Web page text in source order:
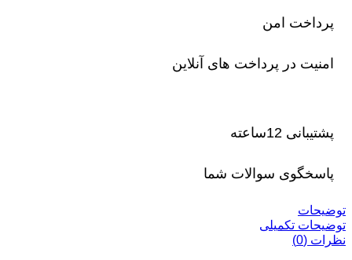
پرداخت امن
امنیت در پرداخت های آنلاین
پشتیبانی 12ساعته
پاسخگوی سوالات شما
توضیحات
توضیحات تکمیلی
نظرات (0)